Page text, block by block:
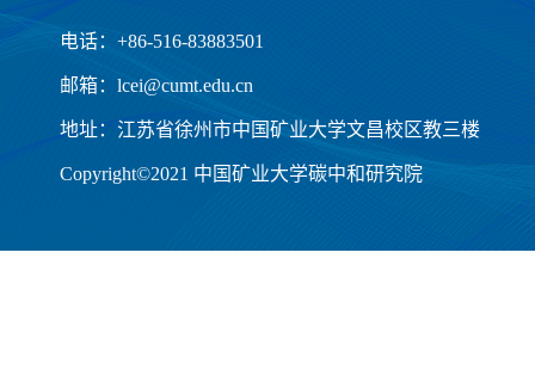
电话：+86-516-83883501
邮箱：lcei@cumt.edu.cn
地址：江苏省徐州市中国矿业大学文昌校区教三楼
Copyright©2021 中国矿业大学碳中和研究院